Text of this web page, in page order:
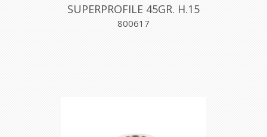
SUPERPROFILE 45GR. H.15
MEDIUM, MONTOLIT
800617